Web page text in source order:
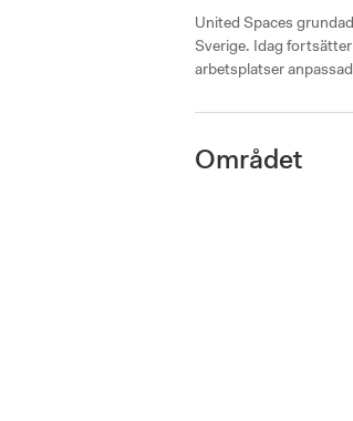
United Spaces
Sverige. Idag
arbetsplatser
Området